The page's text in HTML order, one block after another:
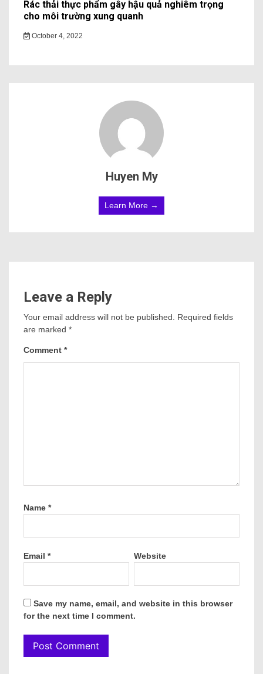
Rác thải thực phẩm gây hậu quả nghiêm trọng
cho môi trường xung quanh
October 4, 2022
Huyen My
Learn More →
Leave a Reply
Your email address will not be published. Required fields
are marked *
Comment *
Name *
Email * Website
Save my name, email, and website in this browser
for the next time I comment.